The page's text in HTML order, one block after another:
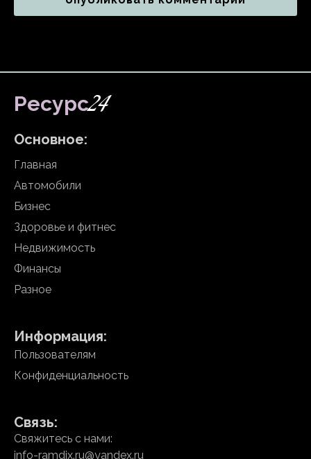
Ресурс24
Основное:
Главная
Автомобили
Бизнес
Здоровье и фитнес
Недвижимость
Финансы
Разное
Информация:
Пользователям
Конфиденциальность
Связь:
Свяжитесь с нами:
info-ramdix.ru@yandex.ru